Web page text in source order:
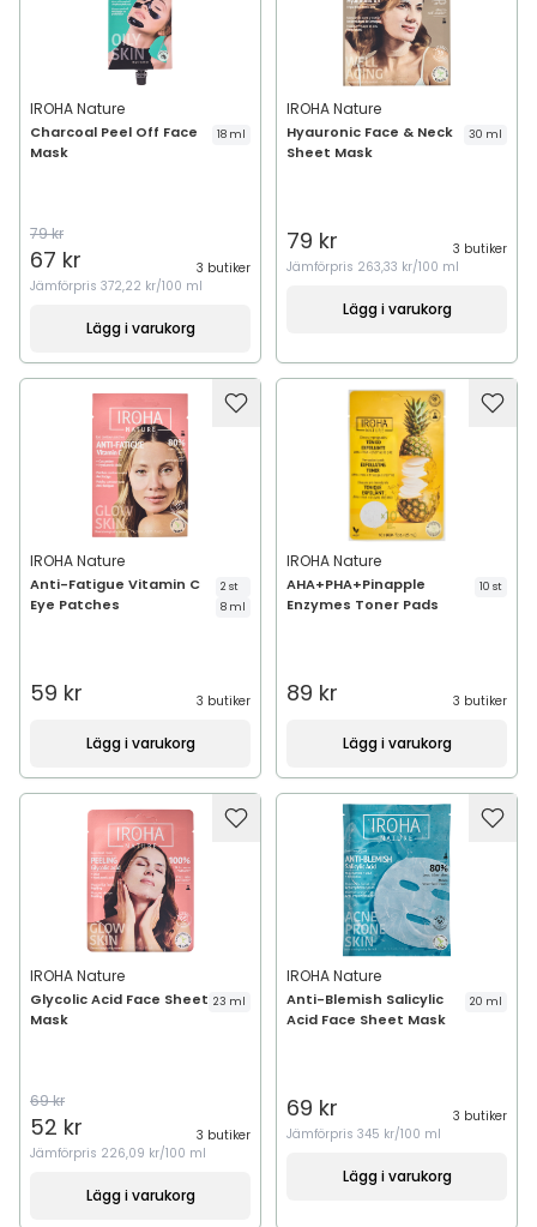
IROHA Nature
Charcoal Peel Off Face
Mask
18 ml
79 kr
67 kr
3 butiker
Jämförpris 372,22 kr/100 ml
Lägg i varukorg
IROHA Nature
Hyauronic Face & Neck
Sheet Mask
30 ml
79 kr
3 butiker
Jämförpris 263,33 kr/100 ml
Lägg i varukorg
IROHA Nature
Anti-Fatigue Vitamin C
Eye Patches
2 st
8 ml
59 kr 3 butiker
Lägg i varukorg
IROHA Nature
AHA+PHA+Pinapple
Enzymes Toner Pads
10 st
89 kr 3 butiker
Lägg i varukorg
IROHA Nature
Glycolic Acid Face Sheet
Mask
23 ml
69 kr
52 kr
3 butiker
Jämförpris 226,09 kr/100 ml
Lägg i varukorg
IROHA Nature
Anti-Blemish Salicylic
Acid Face Sheet Mask
20 ml
69 kr
3 butiker
Jämförpris 345 kr/100 ml
Lägg i varukorg